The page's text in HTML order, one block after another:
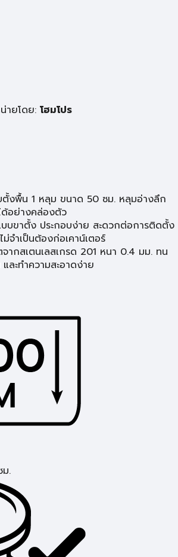
ายโดย: โฮมโปร
ตั้งพื้น 1 หลุม ขนาด 50 ซม. หลุมอ่างลึก
ด้อย่างคล่องตัว
บขาตั้ง ประกอบง่าย สะดวกต่อการติดตั้ง
จำเป็นต้องก่อเคาน์เตอร์
ากสเตนเลสเกรด 201 หนา 0.4 มม. ทน
ละทำความสะอาดง่าย
.